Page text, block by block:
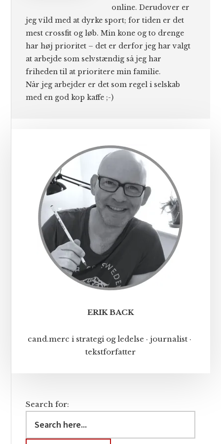
online. Derudover er
jeg vild med at dyrke sport; for tiden er det
mest crossfit og løb. Min kone og to drenge
har høj prioritet – det er derfor jeg har valgt
at arbejde som selvstændig så jeg har
friheden til at prioritere min familie.
Når jeg arbejder er det som regel i selskab
med en god kop kaffe ;-)
ERIK BACK
cand.merc i strategi og ledelse · journalist ·
tekstforfatter
Search for: